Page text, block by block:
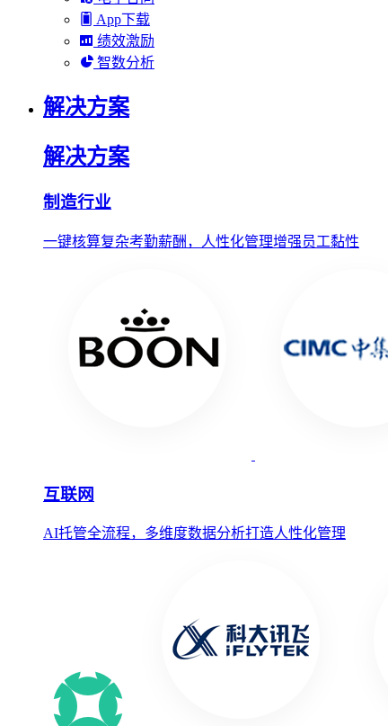
App下载
绩效激励
智数分析
解决方案
解决方案
制造行业
一键核算复杂考勤薪酬，人性化管理增强员工黏性
互联网
AI托管全流程，多维度数据分析打造人性化管理